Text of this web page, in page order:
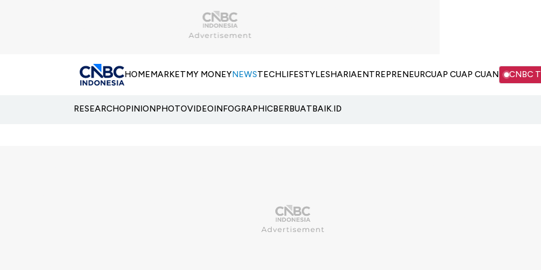
HOMEMARKETMY MONEYNEWSTECHLIFESTYLESHARIAENTREPRENEURCUAP CUAP CUAN CNBC
RESEARCHOPINIONPHOTOVIDEOINFOGRAPHICBERBUATBAIK.ID